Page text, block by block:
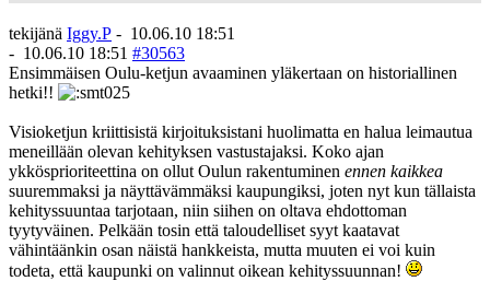
tekijänä Iggy.P - 10.06.10 18:51
- 10.06.10 18:51 #30563
Ensimmäisen Oulu-ketjun avaaminen yläkertaan on historiallinen
hetki!!
Visioketjun kriittisistä kirjoituksistani huolimatta en halua leimautua
meneillään olevan kehityksen vastustajaksi. Koko ajan
ykkösprioriteettina on ollut Oulun rakentuminen ennen kaikkea
suuremmaksi ja näyttävämmäksi kaupungiksi, joten nyt kun tällaista
kehityssuuntaa tarjotaan, niin siihen on oltava ehdottoman
tyytyväinen. Pelkään tosin että taloudelliset syyt kaatavat
vähintäänkin osan näistä hankkeista, mutta muuten ei voi kuin
todeta, että kaupunki on valinnut oikean kehityssuunnan!